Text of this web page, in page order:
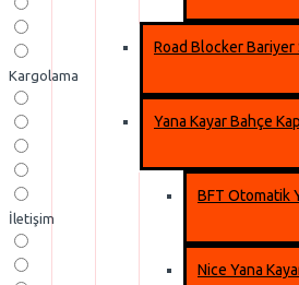
Road Blocker
Yana Kayar Bahçe
BFT Otomatik
Nice Yana
Kargolama
İletişim